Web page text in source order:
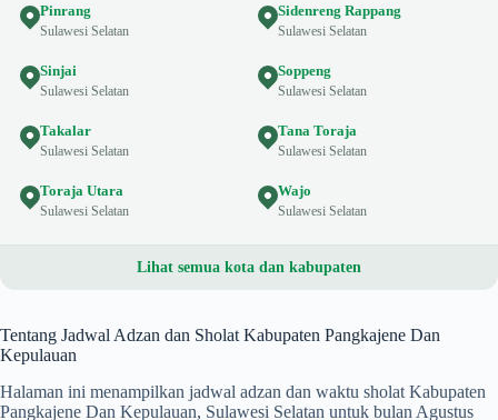
Pinrang
Sulawesi Selatan
Sidenreng Rappang
Sulawesi Selatan
Sinjai
Sulawesi Selatan
Soppeng
Sulawesi Selatan
Takalar
Sulawesi Selatan
Tana Toraja
Sulawesi Selatan
Toraja Utara
Sulawesi Selatan
Wajo
Sulawesi Selatan
Lihat semua kota dan kabupaten
Tentang Jadwal Adzan dan Sholat Kabupaten Pangkajene Dan
Kepulauan
Halaman ini menampilkan jadwal adzan dan waktu sholat Kabupaten
Pangkajene Dan Kepulauan, Sulawesi Selatan untuk bulan Agustus